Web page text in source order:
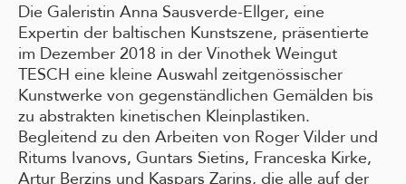
Die Galeristin Anna Sausverde-Ellger, eine
Expertin der baltischen Kunstszene, präsentierte
im Dezember 2018 in der Vinothek Weingut
TESCH eine kleine Auswahl zeitgenössischer
Kunstwerke von gegenständlichen Gemälden bis
zu abstrakten kinetischen Kleinplastiken.
Begleitend zu den Arbeiten von Roger Vilder und
Ritums Ivanovs, Guntars Sietins, Franceska Kirke,
Artur Berzins und Kaspars Zarins, die alle auf der